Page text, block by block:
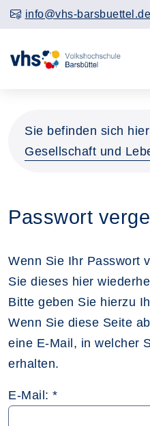
info@vhs-barsbuettel.de
Sie befinden sich
Gesellschaft und
Passwort
Wenn Sie Ihr Passwort
Sie dieses hier
Bitte geben Sie hierzu
Wenn Sie diese Seite
eine E-Mail, in welcher
erhalten.
E-Mail: *